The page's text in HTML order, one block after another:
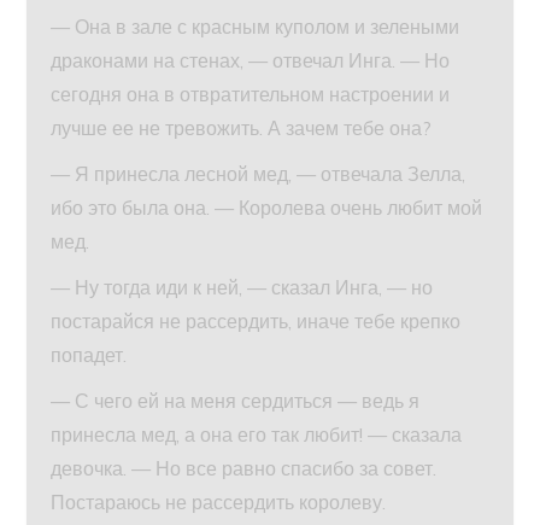
— Она в зале с красным куполом и зелеными
драконами на стенах, — отвечал Инга. — Но
сегодня она в отвратительном настроении и
лучше ее не тревожить. А зачем тебе она?
— Я принесла лесной мед, — отвечала Зелла,
ибо это была она. — Королева очень любит мой
мед.
— Ну тогда иди к ней, — сказал Инга, — но
постарайся не рассердить, иначе тебе крепко
попадет.
— С чего ей на меня сердиться — ведь я
принесла мед, а она его так любит! — сказала
девочка. — Но все равно спасибо за совет.
Постараюсь не рассердить королеву.